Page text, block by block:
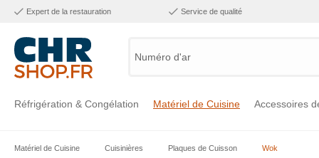
Expert de la restauration Service de qualité
Numéro d'articl
Réfrigération & Congélation Matériel de Cuisine Accessoires
Matériel de Cuisine Cuisinières Plaques de Cuisson Wok